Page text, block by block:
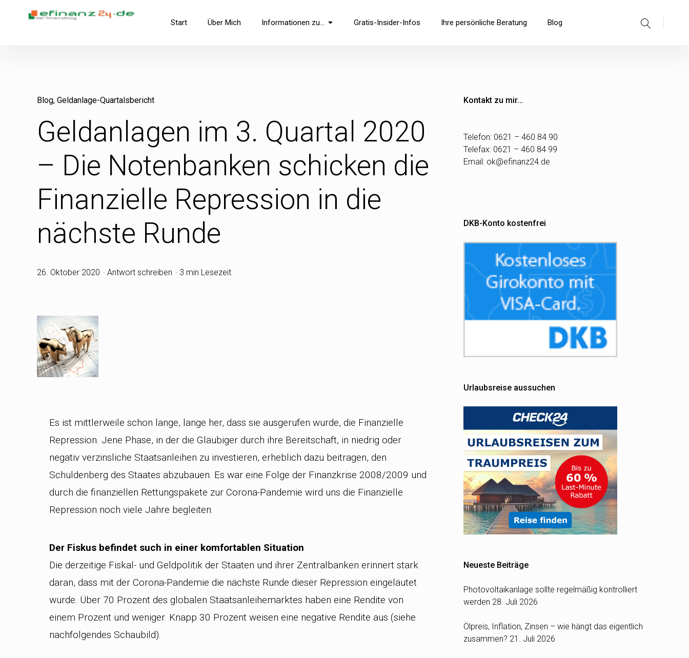
überspringenefinanz24.de
der FinanzBlog Start Über Mich Informationen zu… Gratis-Insider-Infos Ihre persönliche Beratung Blog
Suche
Blog Geldanlage-Quartalsbericht
Geldanlagen im 3. Quartal 2020
– Die Notenbanken schicken die
Finanzielle Repression in die
nächste Runde
26. Oktober 2020 Antwort schreiben 3 min Lesezeit
Es ist mittlerweile schon lange, lange her, dass sie ausgerufen wurde, die Finanzielle
Repression. Jene Phase, in der die Gläubiger durch ihre Bereitschaft, in niedrig oder
negativ verzinsliche Staatsanleihen zu investieren, erheblich dazu beitragen, den
Schuldenberg des Staates abzubauen. Es war eine Folge der Finanzkrise 2008/2009 und
durch die finanziellen Rettungspakete zur Corona-Pandemie wird uns die Finanzielle
Repression noch viele Jahre begleiten.
Der Fiskus befindet such in einer komfortablen Situation
Die derzeitige Fiskal- und Geldpolitik der Staaten und ihrer Zentralbanken erinnert stark
daran, dass mit der Corona-Pandemie die nächste Runde dieser Repression eingeläutet
wurde. Über 70 Prozent des globalen Staatsanleihemarktes haben eine Rendite von
einem Prozent und weniger. Knapp 30 Prozent weisen eine negative Rendite aus (siehe
nachfolgendes Schaubild).
Kontakt zu mir…
Telefon: 0621 – 460 84 90
Telefax: 0621 – 460 84 99
Email: ok@efinanz24.de
DKB-Konto kostenfrei
Urlaubsreise aussuchen
Neueste Beiträge
Photovoltaikanlage sollte regelmäßig kontrolliert
werden 28. Juli 2026
Ölpreis, Inflation, Zinsen – wie hängt das eigentlich
zusammen? 21. Juli 2026